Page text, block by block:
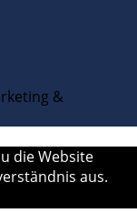
&
die Website
aus.